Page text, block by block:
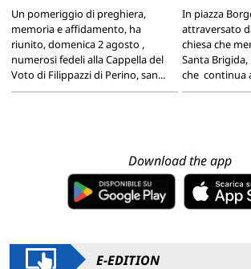
Un pomeriggio di preghiera,
memoria e affidamento, ha
riunito, domenica 2 agosto ,
numerosi fedeli alla Cappella del
Voto di Filippazzi di Perino, san...
In piazza
attraversato
chiesa che
Santa
che continua
Download the app
E-EDITION